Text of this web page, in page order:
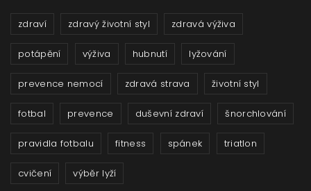
zdraví zdravý životní styl zdravá výživa
potápění výživa hubnutí lyžování
prevence nemocí zdravá strava životní styl
fotbal prevence duševní zdraví šnorchlování
pravidla fotbalu fitness spánek triatlon
cvičení výběr lyží